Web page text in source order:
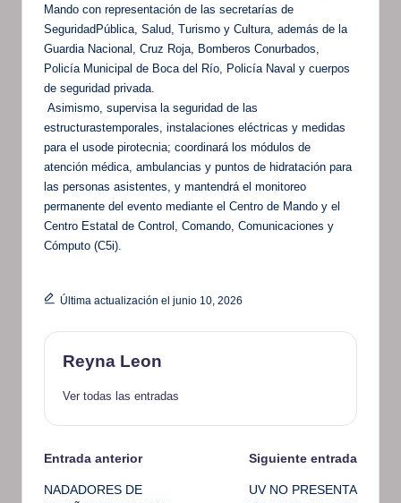
Mando con representación de las secretarías de
SeguridadPública, Salud, Turismo y Cultura, además de la
Guardia Nacional, Cruz Roja, Bomberos Conurbados,
Policía Municipal de Boca del Río, Policía Naval y cuerpos
de seguridad privada.
Asimismo, supervisa la seguridad de las
estructurastemporales, instalaciones eléctricas y medidas
para el usode pirotecnia; coordinará los módulos de
atención médica, ambulancias y puntos de hidratación para
las personas asistentes, y mantendrá el monitoreo
permanente del evento mediante el Centro de Mando y el
Centro Estatal de Control, Comando, Comunicaciones y
Cómputo (C5i).
Última actualización el junio 10, 2026
Reyna Leon
Ver todas las entradas
Navegación
Entrada anterior
NADADORES DE
Siguiente entrada
UV NO PRESENTA